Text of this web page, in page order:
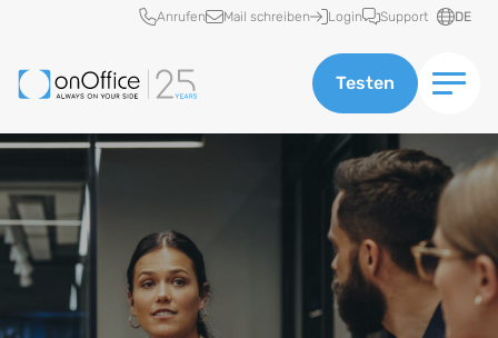
Schnellzugriff
Anrufen Mail schreiben Login Support DE
Testen